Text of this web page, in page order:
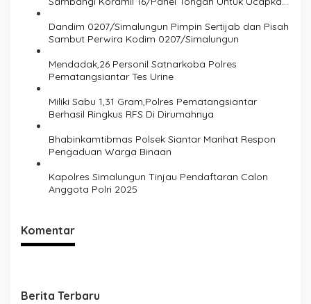
Dandim 0207/Simalungun Pimpin Sertijab dan Pisah
Sambut Perwira Kodim 0207/Simalungun
Mendadak,26 Personil Satnarkoba Polres
Pematangsiantar Tes Urine
Miliki Sabu 1,31 Gram,Polres Pematangsiantar
Berhasil Ringkus RFS Di Dirumahnya
Bhabinkamtibmas Polsek Siantar Marihat Respon
Pengaduan Warga Binaan
Kapolres Simalungun Tinjau Pendaftaran Calon
Anggota Polri 2025
Komentar
Berita Terbaru